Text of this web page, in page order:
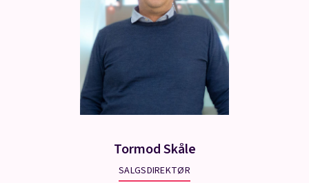
Tormod Skåle
SALGSDIREKTØR